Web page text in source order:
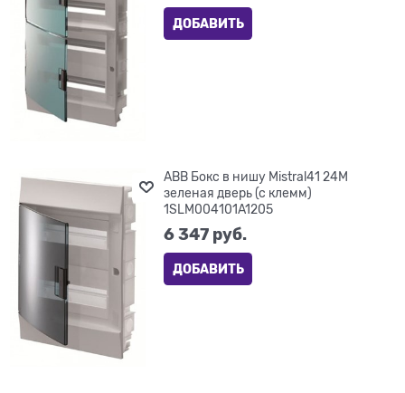
ДОБАВИТЬ
ABB Бокс в нишу Mistral41 24М
зеленая дверь (с клемм)
1SLM004101A1205
6 347 руб.
ДОБАВИТЬ